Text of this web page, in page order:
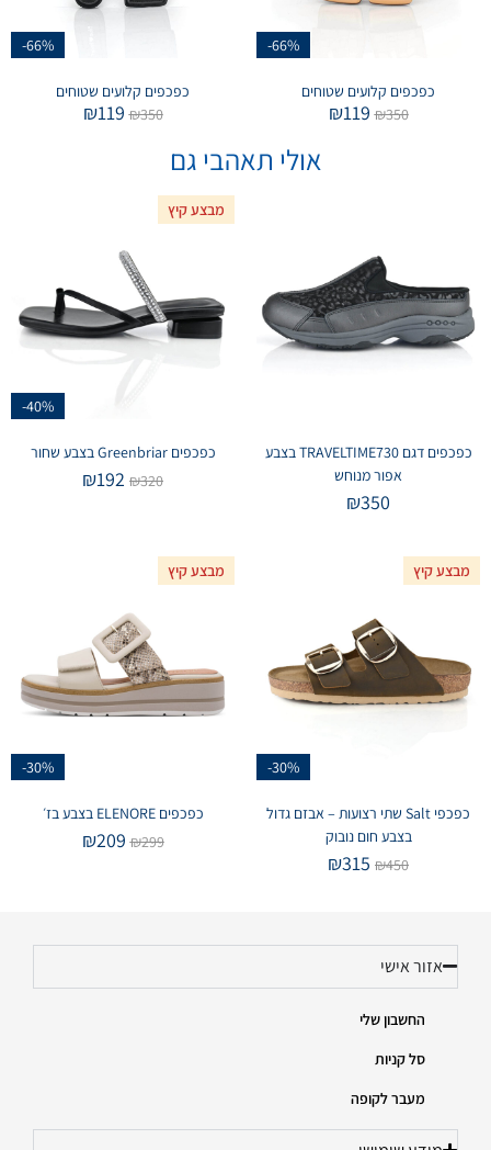
-66%
כפכפים קלועים שטוחים
₪350
₪119
-66%
כפכפים קלועים שטוחים
₪350
₪119
אולי תאהבי גם
כפכפים דגם TRAVELTIME730 בצבע
אפור מנוחש
₪350
מבצע קיץ
-40%
כפכפים Greenbriar בצבע שחור
₪320
₪192
מבצע קיץ
-30%
כפכפי Salt שתי רצועות – אבזם גדול
בצבע חום נובוק
₪450
₪315
מבצע קיץ
-30%
כפכפים ELENORE בצבע בז׳
₪299
₪209
אזור אישי
החשבון שלי
סל קניות
מעבר לקופה